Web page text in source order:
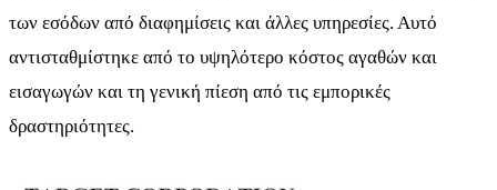
των εσόδων από διαφημίσεις και άλλες υπηρεσίες. Αυτό
αντισταθμίστηκε από το υψηλότερο κόστος αγαθών και
εισαγωγών και τη γενική πίεση από τις εμπορικές
δραστηριότητες.